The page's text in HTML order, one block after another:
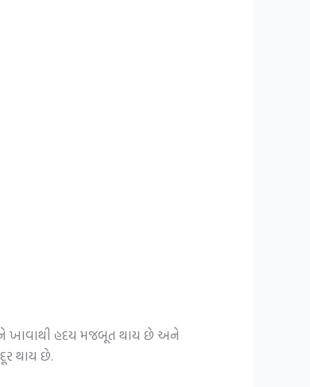
ખાવાથી હદય મજબૂત થાય છે અને
થાય છે.